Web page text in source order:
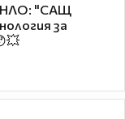
НЛО: "САЩ
за